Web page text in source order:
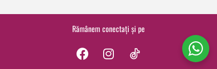
Rămânem conectați și pe
F
I